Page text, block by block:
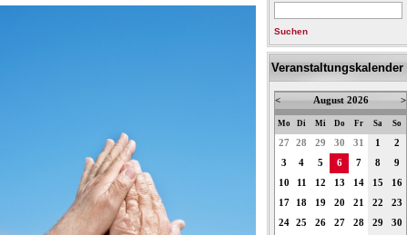
Suchen
Veranstaltungskalender
< August 2026 >
Mo Di Mi Do Fr Sa So
27 28 29 30 31 1
2
3
4 5 6 7 8
9
10
11 12 13 14 15
16
17
18 19 20 21 22
23
24
25 26 27 28 29
30